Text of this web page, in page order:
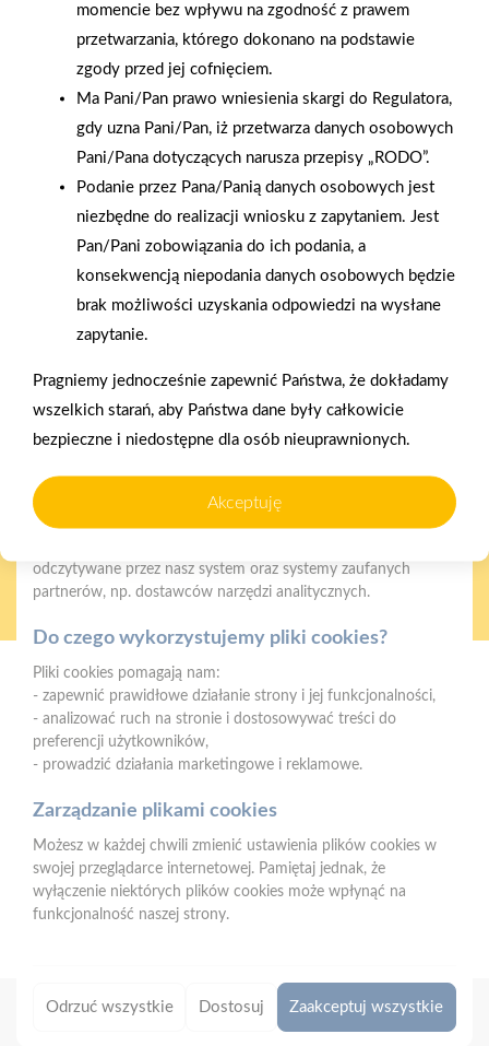
Otwarcie sklepu PSB
Mrówka w Wyrzysku
Gwarancja jakości
naszych produktów
Zakupy w systemie
ratalnym
Oferujemy zakupy
telefoniczne
Zakupy
na terenie całej Polski
Strzelno
ul. Św. Ducha 12, 88-320 Strzelno (parking, plac składowy,
magazyn - wjazd od ul. Michelsona 19)
E-mail:biuro@psbstrzelno.pl
NIP:5571701187
REGON: 367902221
Copyright 2026 © PSB MRÓWKA
momencie bez wpływu na zgodność z prawem
przetwarzania, którego dokonano na podstawie
zgody przed jej cofnięciem.
Ma Pani/Pan prawo wniesienia skargi do Regulatora,
gdy uzna Pani/Pan, iż przetwarza danych osobowych
Pani/Pana dotyczących narusza przepisy „RODO”.
Podanie przez Pana/Panią danych osobowych jest
niezbędne do realizacji wniosku z zapytaniem. Jest
Pan/Pani zobowiązania do ich podania, a
konsekwencją niepodania danych osobowych będzie
brak możliwości uzyskania odpowiedzi na wysłane
zapytanie.
Pragniemy jednocześnie zapewnić Państwa, że dokładamy
wszelkich starań, aby Państwa dane były całkowicie
bezpieczne i niedostępne dla osób nieuprawnionych.
Akceptuję
Polityka plików cookies
Nasz serwis internetowy wykorzystuje pliki cookies w celu
użytkowania oraz analizy ruchu na stronie.
Cookies to niewielkie pliki tekstowe zapisywane na urządzeniu
użytkownika (komputerze, tablecie, smartfonie) podczas
odczytywane przez nasz system oraz systemy zaufanych
partnerów, np. dostawców narzędzi analitycznych.
Do czego wykorzystujemy pliki cookies?
Pliki cookies pomagają nam:
- zapewnić prawidłowe działanie strony i jej funkcjonalności,
- analizować ruch na stronie i dostosowywać treści do
preferencji użytkowników,
- prowadzić działania marketingowe i reklamowe.
Zarządzanie plikami cookies
Możesz w każdej chwili zmienić ustawienia plików cookies w
swojej przeglądarce internetowej. Pamiętaj jednak, że
wyłączenie niektórych plików cookies może wpłynąć na
funkcjonalność naszej strony.
Odrzuć wszystkie Dostosuj Zaakceptuj wszystkie